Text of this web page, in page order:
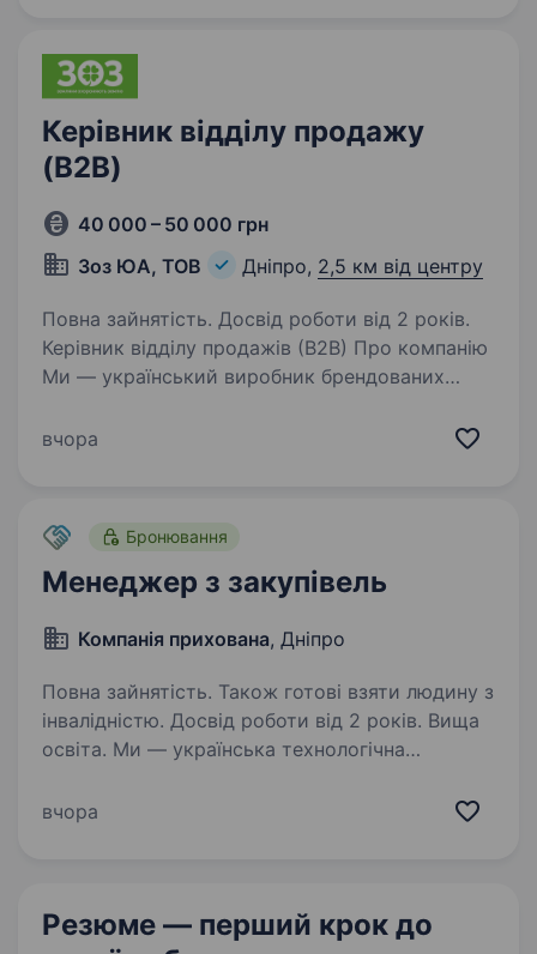
Керівник відділу продажу
(B2B)
40 000 – 50 000 грн
Зоз ЮА, ТОВ
Дніпро, 2,5 км від центру
Повна зайнятість. Досвід роботи від 2 років.
Керівник відділу продажів (B2B) Про компанію
Ми — український виробник брендованих
Допомагаємо компаніям створювати якісний
вчора
Бронювання
Менеджер з закупівель
Компанія прихована, Дніпро
Повна зайнятість. Також готові взяти людину з
інвалідністю. Досвід роботи від 2 років. Вища
освіта. Ми — українська технологічна
високотехнологічні рішення для оборонної
вчора
Резюме — перший крок до